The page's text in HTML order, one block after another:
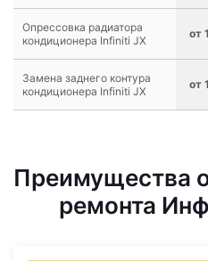
Опрессовка радиатора
кондиционера Infiniti JX
от
Замена заднего контура
кондиционера Infiniti JX
от
Преимущества
ремонта